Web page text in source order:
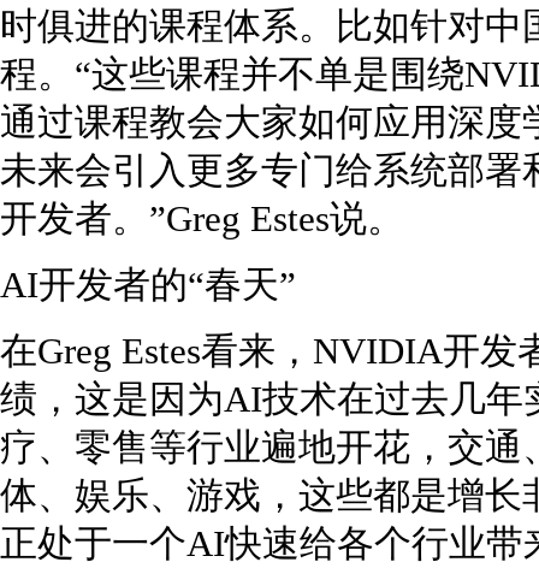
时俱进的课程体系。比如针对
程。“这些课程并不单是围绕
通过课程教会大家如何应用深
未来会引入更多专门给系统部
开发者。”Greg Estes说。
AI开发者的“春天”
在Greg Estes看来，NVIDIA开
绩，这是因为AI技术在过去几
疗、零售等行业遍地开花，交
体、娱乐、游戏，这些都是增
正处于一个AI快速给各个行业